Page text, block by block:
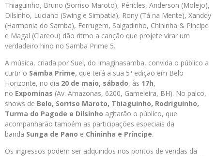
Thiaguinho, Bruno (Sorriso Maroto), Péricles, Anderson (Molejo),
Dilsinho, Luciano (Swing e Simpatia), Rony (Tá na Mente), Xanddy
(Harmonia do Samba), Ferrugem, Salgadinho, Chininha & Píncipe
e Magal (Clareou) dão ritmo a canção que projete virar um
verdadeiro hino no Samba Prime 5.
A música, criada por Suel, do Imaginasamba, convida o público a
curtir o Samba Prime, que terá a sua 5ª edição em Belo
Horizonte, no dia 20 de maio, sábado, às 17h,
no Expominas (Av. Amazonas, 6200, Gameleira, BH). No palco,
shows de Belo, Sorriso Maroto, Thiaguinho, Rodriguinho,
Turma do Pagode e Dilsinho agitarão o público, que
acompanharão também as participações especiais da
banda Sunga de Pano e Chininha e Príncipe.
Os ingressos podem ser adquiridos nos pontos de vendas da